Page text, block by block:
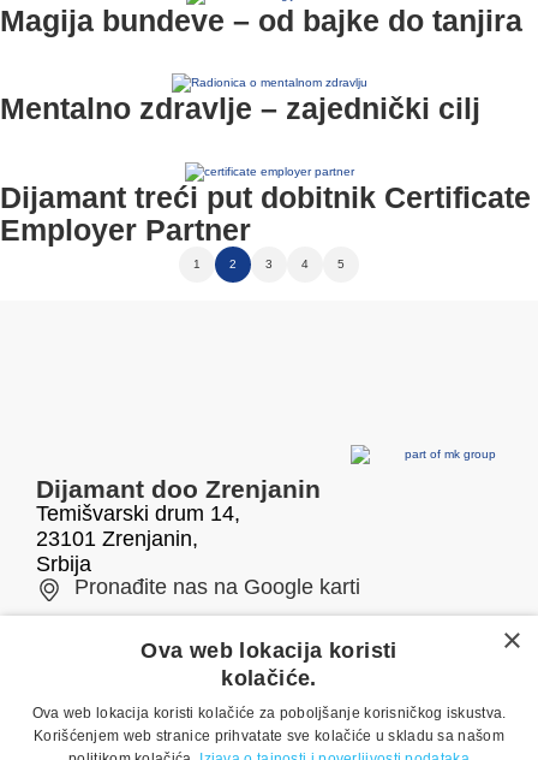
Magija bundeve – od bajke do tanjira
Mentalno zdravlje – zajednički cilj
Dijamant treći put dobitnik Certificate
Employer Partner
1 2 3 4 5
Dijamant doo Zrenjanin
Temišvarski drum 14,
23101 Zrenjanin,
Srbija
Pronađite nas na Google karti
Telefon/fax
+381 23 551 001
E-mail
office@dijamant.rs
×
Ova web lokacija koristi
kolačiće.
Ova web lokacija koristi kolačiće za poboljšanje korisničkog iskustva.
Korišćenjem web stranice prihvatate sve kolačiće u skladu sa našom